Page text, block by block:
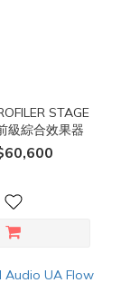
STAGE
級綜合效果器